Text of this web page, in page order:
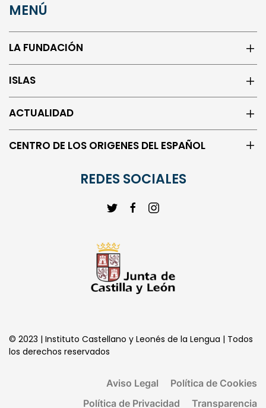
MENÚ
LA FUNDACIÓN
ISLAS
ACTUALIDAD
CENTRO DE LOS ORIGENES DEL ESPAÑOL
REDES SOCIALES
© 2023 | Instituto Castellano y Leonés de la Lengua | Todos
los derechos reservados
Aviso Legal
Política de Cookies
Política de Privacidad
Transparencia